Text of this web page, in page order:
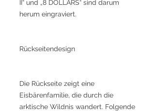
II“ und „8 DOLLARS“ sind darum
herum eingraviert.
Rückseitendesign
Die Rückseite zeigt eine
Eisbärenfamilie, die durch die
arktische Wildnis wandert. Folgende